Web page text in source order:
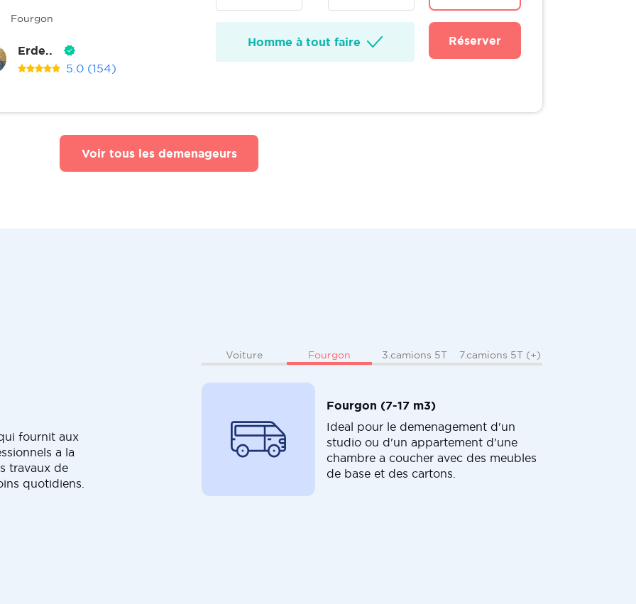
Fourgon
Erde..
5.0 (154)
Homme à tout faire Réserver
Voir tous les demenageurs
fournit aux
a la
travaux de
quotidiens.
Voiture Fourgon 3.camions 5T 7.camions 5T (+)
Fourgon (7-17 m3)
Ideal pour le demenagement d'un
studio ou d'un appartement d'une
chambre a coucher avec des meubles
de base et des cartons.